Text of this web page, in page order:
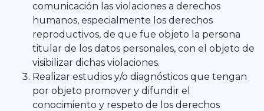
comunicación las violaciones a derechos
humanos, especialmente los derechos
reproductivos, de que fue objeto la persona
titular de los datos personales, con el objeto de
visibilizar dichas violaciones.
Realizar estudios y/o diagnósticos que tengan
por objeto promover y difundir el
conocimiento y respeto de los derechos